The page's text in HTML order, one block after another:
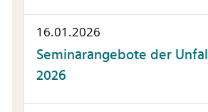
16.01.2026
Seminarangebote der
2026